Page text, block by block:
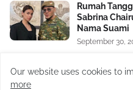
Rumah
Sabrina
Nama Suami
September 30,
Nikita
Rumah
Our website uses cookies to
more